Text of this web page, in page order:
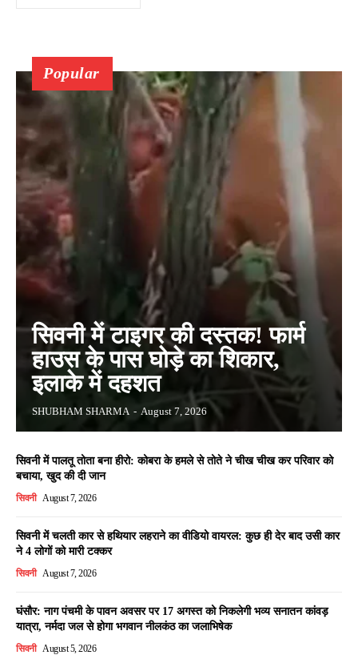
Popular
सिवनी में टाइगर की दस्तक! फार्म
हाउस के पास घोड़े का शिकार,
इलाके में दहशत
SHUBHAM SHARMA - August 7, 2026
सिवनी में पालतू तोता बना हीरो: कोबरा के हमले से तोते ने चीख चीख कर परिवार को
बचाया, खुद की दी जान
सिवनी August 7, 2026
सिवनी में चलती कार से हथियार लहराने का वीडियो वायरल: कुछ ही देर बाद उसी कार
ने 4 लोगों को मारी टक्कर
सिवनी August 7, 2026
घंसौर: नाग पंचमी के पावन अवसर पर 17 अगस्त को निकलेगी भव्य सनातन कांवड़
यात्रा, नर्मदा जल से होगा भगवान नीलकंठ का जलाभिषेक
सिवनी August 5, 2026